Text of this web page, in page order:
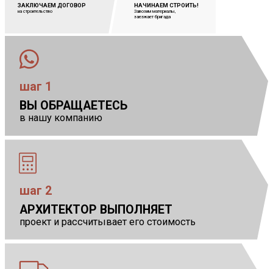
НАЧИНАЕМ СТРОИТЬ!
Завозим материалы,
заезжает бригада
ЗАКЛЮЧАЕМ ДОГОВОР
на строительство
АРХИТЕКТОР ВЫПОЛНЯЕТ
проект и рассчитывает его стоимость
шаг 2
ВЫ ОБРАЩАЕТЕСЬ
в нашу компанию
шаг 1